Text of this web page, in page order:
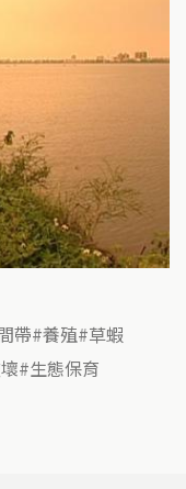
帶 養殖 草蝦
生態保育